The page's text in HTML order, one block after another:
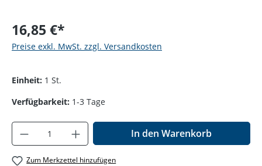
16,85 €*
Preise exkl. MwSt. zzgl. Versandkosten
Einheit: 1 St.
Verfügbarkeit: 1-3 Tage
Produkt Anzahl: Gib den gewünschten
In den Warenkorb
Zum Merkzettel hinzufügen